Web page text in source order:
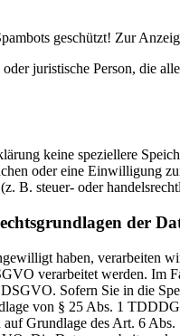
geschützt! Zur
juristische Person, die
keine speziellere
oder eine Einwilligung
B. steuer- oder
der
haben, verarbeiten
verarbeitet werden. Im
Sofern Sie in die
von § 25 Abs. 1
Grundlage des Art. 6